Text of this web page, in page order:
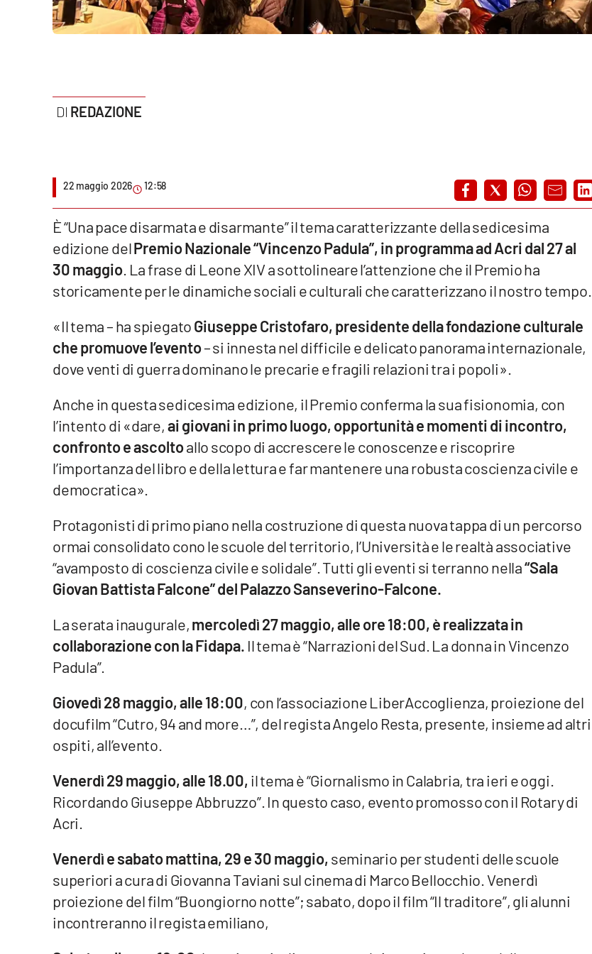
Parchi Marini Calabria
Imprese Di Calabria
Venti di comunicazione
LaC Network
Vibo Valentia
Reggio Calabria
Lamezia Terme
REDAZIONE
22 maggio 2026 12:58
È “Una pace disarmata e disarmante” il tema caratterizzante della sedicesima
edizione delPremio Nazionale “Vincenzo Padula”, in programma ad Acri dal 27 al
30 maggio. La frase di Leone XIV a sottolineare l’attenzione che il Premio ha
storicamente per le dinamiche sociali e culturali che caratterizzano il nostro tempo.
«Il tema – ha spiegatoGiuseppe Cristofaro, presidente della fondazione culturale
che promuove l’evento– si innesta nel difficile e delicato panorama internazionale,
dove venti di guerra dominano le precarie e fragili relazioni tra i popoli».
Anche in questa sedicesima edizione, il Premio conferma la sua fisionomia, con
l’intento di «dare,ai giovani in primo luogo, opportunità e momenti di incontro,
confronto e ascoltoallo scopo di accrescere le conoscenze e riscoprire
l’importanza del libro e della lettura e far mantenere una robusta coscienza civile e
democratica».
Protagonisti di primo piano nella costruzione di questa nuova tappa di un percorso
ormai consolidato cono le scuole del territorio, l’Università e le realtà associative
“avamposto di coscienza civile e solidale”. Tutti gli eventi si terranno nella“Sala
Giovan Battista Falcone” del Palazzo Sanseverino-Falcone.
La serata inaugurale,mercoledì 27 maggio, alle ore 18:00, è realizzata in
collaborazione con la Fidapa. Il tema è “Narrazioni del Sud. La donna in Vincenzo
Padula”.
Giovedì 28 maggio, alle 18:00, con l’associazione LiberAccoglienza, proiezione del
docufilm “Cutro, 94 and more…”, del regista Angelo Resta, presente, insieme ad altri
ospiti, all’evento.
Venerdì 29 maggio, alle 18.00,il tema è “Giornalismo in Calabria, tra ieri e oggi.
Ricordando Giuseppe Abbruzzo”. In questo caso, evento promosso con il Rotary di
Acri.
Venerdì e sabato mattina, 29 e 30 maggio,seminario per studenti delle scuole
superiori a cura di Giovanna Taviani sul cinema di Marco Bellocchio. Venerdì
proiezione del film “Buongiorno notte”; sabato, dopo il film “Il traditore”, gli alunni
incontreranno il regista emiliano,